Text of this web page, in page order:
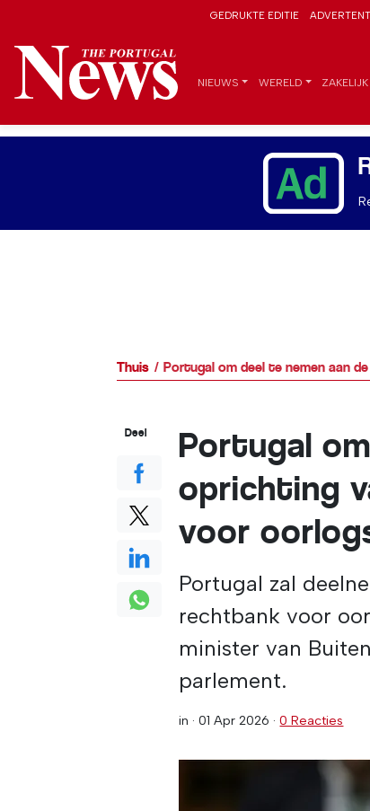
GEDRUKTE EDITIE
NIEUWS WERELD ZAKELIJK
Thuis Portugal om deel te nemen aan
Portugal
oprichting
voor
Portugal zal
rechtbank voor
minister van
parlement.
in ·01 Apr 2026 ·0 Reacties
Deel